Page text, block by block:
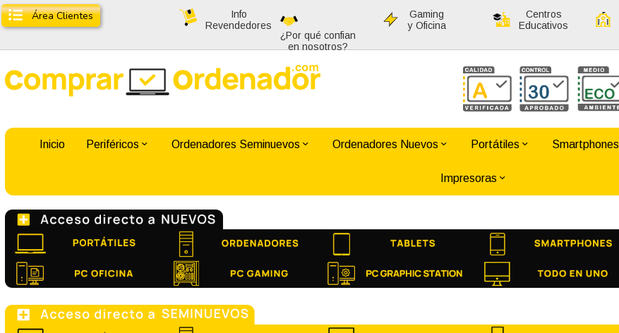
Área Clientes
Info
Revendedores
¿Por qué confian
en nosotros?
Gaming
y Oficina
Centros
Educativos
Inicio Periféricos Ordenadores Seminuevos Ordenadores Nuevos Portátiles Smartphones
Impresoras